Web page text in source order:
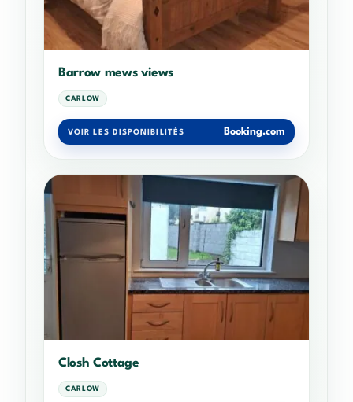
Barrow mews views
CARLOW
VOIR LES DISPONIBILITÉS Booking.com
Closh Cottage
CARLOW